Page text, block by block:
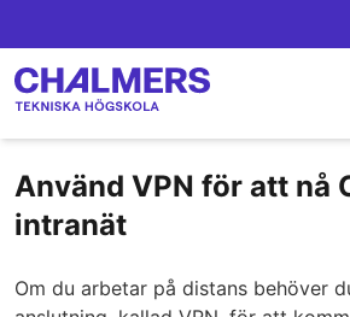
Använd VPN för att nå
intranät
Om du arbetar på distans behöver